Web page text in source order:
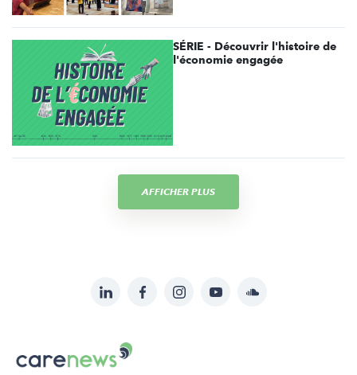
SÉRIE - Découvrir l'histoire de
l'économie engagée
AFFICHER PLUS
sur:
LinkedInFacebookInstagramYouTubeSoundcloud
Carenews,
Le